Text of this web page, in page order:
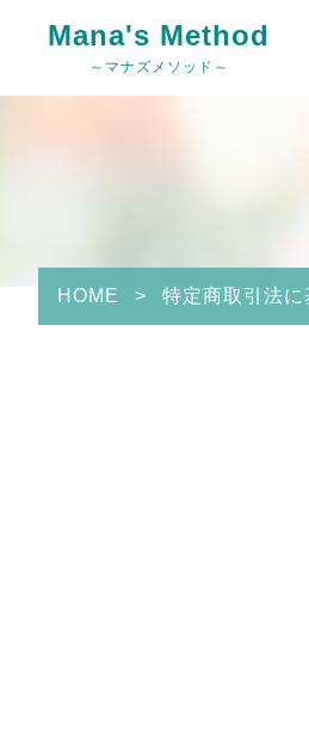
Mana's Method
～マナズメソッド～
HOME > 特定商取引法に